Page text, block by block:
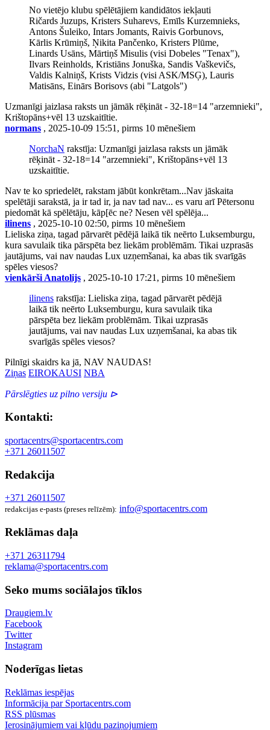
No vietējo klubu spēlētājiem kandidātos iekļauti
Ričards Juzups, Kristers Suharevs, Emīls Kurzemnieks,
Antons Šuleiko, Intars Jomants, Raivis Gorbunovs,
Kārlis Krūmiņš, Ņikita Pančenko, Kristers Plūme,
Linards Usāns, Mārtiņš Misulis (visi Dobeles "Tenax"),
Ilvars Reinholds, Kristiāns Jonuška, Sandis Vaškevičs,
Valdis Kalniņš, Krists Vidzis (visi ASK/MSĢ), Lauris
Matisāns, Einārs Borisovs (abi "Latgols")
Uzmanīgi jaizlasa raksts un jāmāk rēķināt - 32-18=14 "arzemnieki",
Krištopāns+vēl 13 uzskaitītie.
normans , 2025-10-09 15:51, pirms 10 mēnešiem
NorchaN rakstīja: Uzmanīgi jaizlasa raksts un jāmāk
rēķināt - 32-18=14 "arzemnieki", Krištopāns+vēl 13
uzskaitītie.
Nav te ko spriedelēt, rakstam jābūt konkrētam...Nav jāskaita
spelētāji sarakstā, ja ir tad ir, ja nav tad nav... es varu arī Pētersonu
piedomāt kā spēlētāju, kāp[ēc ne? Nesen vēl spēlēja...
ilinens , 2025-10-10 02:50, pirms 10 mēnešiem
Lieliska ziņa, tagad pārvarēt pēdējā laikā tik neērto Luksemburgu,
kura savulaik tika pārspēta bez liekām problēmām. Tikai uzprasās
jautājums, vai nav naudas Lux uzņemšanai, ka abas tik svarīgās
spēles viesos?
vienkārši Anatolijs , 2025-10-10 17:21, pirms 10 mēnešiem
ilinens rakstīja: Lieliska ziņa, tagad pārvarēt pēdējā
laikā tik neērto Luksemburgu, kura savulaik tika
pārspēta bez liekām problēmām. Tikai uzprasās
jautājums, vai nav naudas Lux uzņemšanai, ka abas tik
svarīgās spēles viesos?
Pilnīgi skaidrs ka jā, NAV NAUDAS!
Ziņas EIROKAUSI NBA
Pārslēgties uz pilno versiju ⊳
Kontakti:
sportacentrs@sportacentrs.com
+371 26011507
Redakcija
+371 26011507
redakcijas e-pasts (preses relīzēm): info@sportacentrs.com
Reklāmas daļa
+371 26311794
reklama@sportacentrs.com
Seko mums sociālajos tīklos
Draugiem.lv
Facebook
Twitter
Instagram
Noderīgas lietas
Reklāmas iespējas
Informācija par Sportacentrs.com
RSS plūsmas
Ierosinājumiem vai kļūdu paziņojumiem